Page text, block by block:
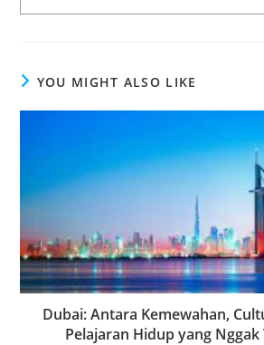
YOU MIGHT ALSO LIKE
Dubai: Antara Kemewahan,
Pelajaran Hidup yang